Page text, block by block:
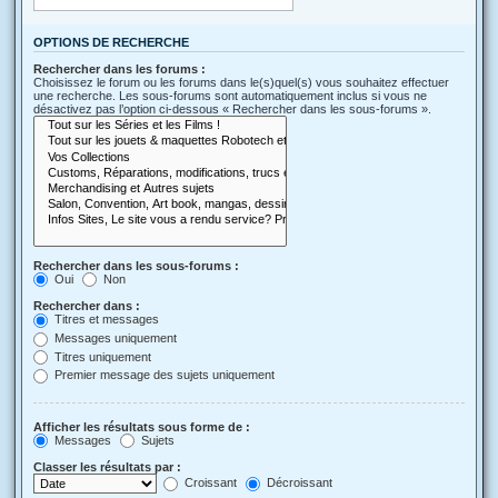
OPTIONS DE RECHERCHE
Rechercher dans les forums :
Choisissez le forum ou les forums dans le(s)quel(s) vous souhaitez effectuer
une recherche. Les sous-forums sont automatiquement inclus si vous ne
désactivez pas l’option ci-dessous « Rechercher dans les sous-forums ».
Rechercher dans les sous-forums :
Oui
Non
Rechercher dans :
Titres et messages
Messages uniquement
Titres uniquement
Premier message des sujets uniquement
Afficher les résultats sous forme de :
Messages
Sujets
Classer les résultats par :
Croissant
Décroissant